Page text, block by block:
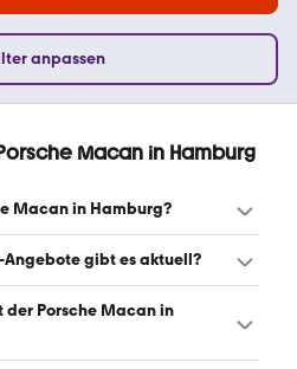
anpassen
Macan in Hamburg
Macan in Hamburg?
Macan in Hamburg liegt
(Stand: 6.8.2026)
gibt es aktuell?
Macan bei mobile.de,
2 Neuwagen. (Stand:
Porsche Macan in